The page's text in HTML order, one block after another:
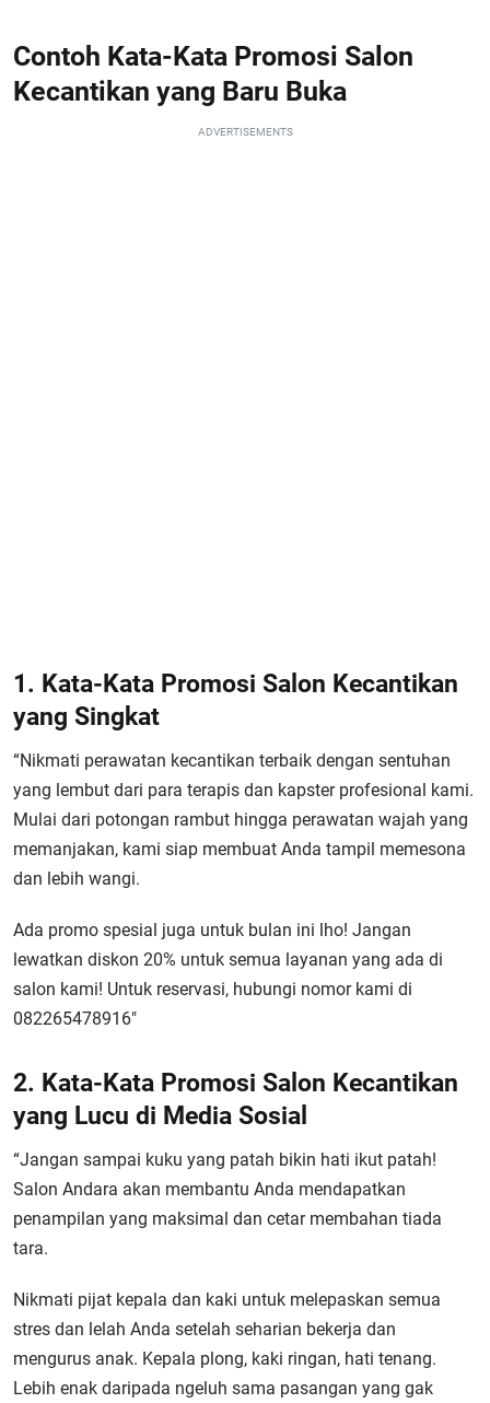
Contoh Kata-Kata Promosi Salon
Kecantikan yang Baru Buka
ADVERTISEMENTS
1. Kata-Kata Promosi Salon Kecantikan
yang Singkat
“Nikmati perawatan kecantikan terbaik dengan sentuhan
yang lembut dari para terapis dan kapster profesional kami.
Mulai dari potongan rambut hingga perawatan wajah yang
memanjakan, kami siap membuat Anda tampil memesona
dan lebih wangi.
Ada promo spesial juga untuk bulan ini lho! Jangan
lewatkan diskon 20% untuk semua layanan yang ada di
salon kami! Untuk reservasi, hubungi nomor kami di
082265478916″
2. Kata-Kata Promosi Salon Kecantikan
yang Lucu di Media Sosial
“Jangan sampai kuku yang patah bikin hati ikut patah!
Salon Andara akan membantu Anda mendapatkan
penampilan yang maksimal dan cetar membahan tiada
tara.
Nikmati pijat kepala dan kaki untuk melepaskan semua
stres dan lelah Anda setelah seharian bekerja dan
mengurus anak. Kepala plong, kaki ringan, hati tenang.
Lebih enak daripada ngeluh sama pasangan yang gak